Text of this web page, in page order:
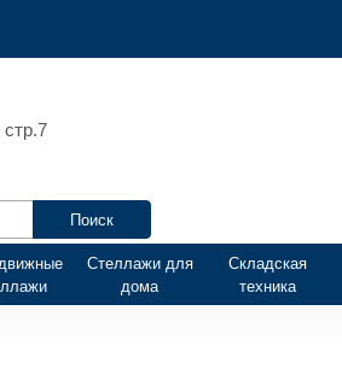
Стеллажи для
дома
Складская
техника